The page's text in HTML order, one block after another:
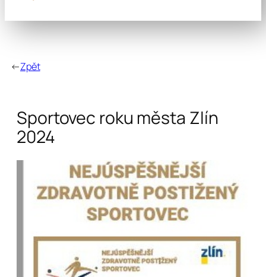
←Zpět
Sportovec roku města Zlín
2024